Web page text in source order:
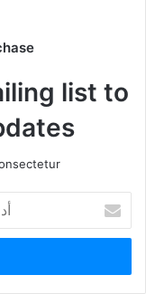
list to
بريدك
الإلكتروني